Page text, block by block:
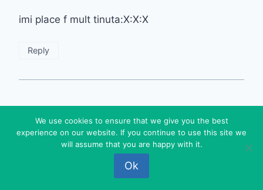
imi place f mult tinuta:X:X:X
Reply
meelusha says:
October 31, 2011 at 7:03 am
imi place f f mult camasa si cromatica intregului
outfit! esti o frumoasa!
We use cookies to ensure that we give you the best
experience on our website. If you continue to use this site we
will assume that you are happy with it.
Ok